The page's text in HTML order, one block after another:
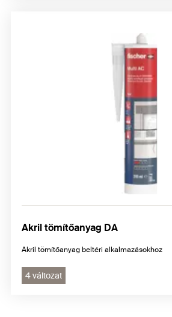
Akril tömítőanyag DA
Akril tömítőanyag beltéri alkalmazásokhoz
4 változat